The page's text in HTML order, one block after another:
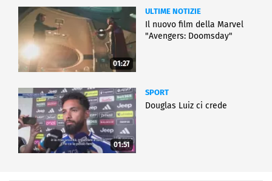
01:27
ULTIME NOTIZIE
Il nuovo film della Marvel
"Avengers: Doomsday"
01:51
SPORT
Douglas Luiz ci crede